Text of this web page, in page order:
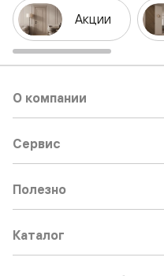
Акции
О компании
Сервис
Полезно
Каталог